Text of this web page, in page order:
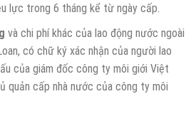
lực trong 6 tháng kể từ ngày cấp.
và chi phí khác của lao động nước ngoài
có chữ ký xác nhận của người lao
của giám đốc công ty môi giới Việt
quản cấp nhà nước của công ty môi